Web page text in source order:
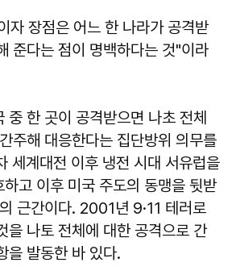
자 장점은 어느 한 나라가 공격받
준다는 점이 명백하다는 것"이라
중 한 곳이 공격받으면 나초 전체
주해 대응한다는 집단방위 의무를
세계대전 이후 냉전 시대 서유럽을
고 이후 미국 주도의 동맹을 뒷받
근간이다. 2001년 9·11 테러로
을 나토 전체에 대한 공격으로 간
을 발동한 바 있다.